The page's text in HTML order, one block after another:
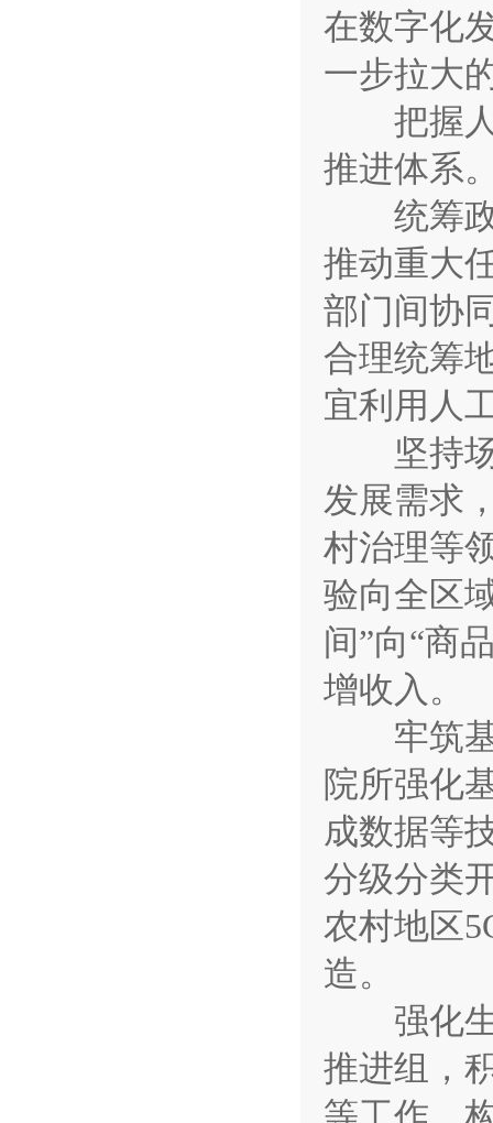
在数字化
一步拉大
把握人
推进体系
统筹政
推动重大
部门间协
合理统筹
宜利用人
坚持场
发展需求
村治理等
验向全区
间”向“商
增收入。
牢筑基
院所强化
成数据等
分级分类
农村地区
造。
强化生
推进组，